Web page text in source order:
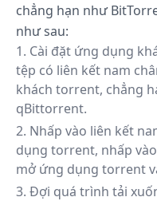
chẳng hạn như
như sau:
Cài đặt ứng dụng
tệp có liên kết nam
khách torrent, chẳng
qBittorrent.
Nhấp vào liên kết
dụng torrent, nhấp
mở ứng dụng torrent
Đợi quá trình tải